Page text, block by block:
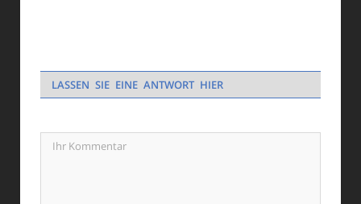
LASSEN SIE EINE ANTWORT HIER